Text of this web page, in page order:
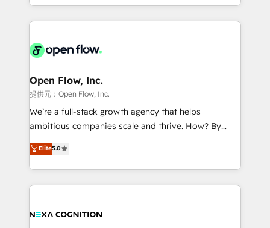
include five HubSpot Academy accreditations, six
HubSpot Awards, recognition in Financial Services
sophisticated B2B companies to implement the
HubSpot CRM platform across client organizations.
industrial/manufacturing, professional services,
distribution, commercial real estate, technology,
finserv/fintech, IT managed services, transportation
& logistics, energy/solar, staffing and recruiting,
media, healthcare and government contractors. Our
Technical Solutions, Enablement Solutions, Digital
Solutions and Growth Solutions. As a fully
Open Flow, Inc.
提供元：Open Flow, Inc.
We’re a full-stack growth agency that helps
ambitious companies scale and thrive. How? By
upgrading and streamlining every single revenue-
generating aspect of your business. We’re proud
HubSpot Elite Solutions Partners and devout CRM
nerds who can harness HubSpot’s custom digital
experience. Working hand-in-hand with your team,
Elite5.0